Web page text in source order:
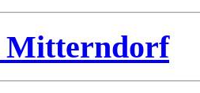
Mitterndorf